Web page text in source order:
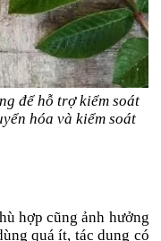
để hỗ trợ kiểm soát
hóa và kiểm soát
hợp cũng ảnh hưởng
quá ít, tác dụng có